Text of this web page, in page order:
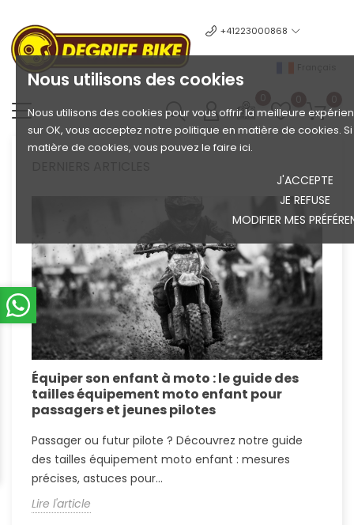
Nous utilisons des cookies
Nous utilisons des cookies pour vous offrir la meilleure
sur OK, vous acceptez notre politique en matière de cookies.
matière de cookies, vous pouvez le faire ici.
J'ACCEPTE
JE REFUSE
MODIFIER MES
+41223000868
Équiper son enfant à moto : le guide des
tailles équipement moto enfant pour
passagers et jeunes pilotes
Passager ou futur pilote ? Découvrez notre guide
des tailles équipement moto enfant : mesures
précises, astuces pour...
Lire l'article